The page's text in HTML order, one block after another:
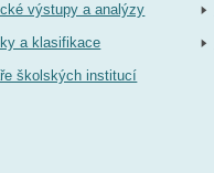
výstupy a analýzy
a klasifikace
školských institucí